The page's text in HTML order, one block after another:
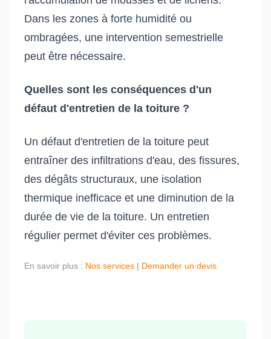
Dans les zones à forte humidité ou
ombragées, une intervention semestrielle
peut être nécessaire.
Quelles sont les conséquences d'un
défaut d'entretien de la toiture ?
Un défaut d'entretien de la toiture peut
entraîner des infiltrations d'eau, des fissures,
des dégâts structuraux, une isolation
thermique inefficace et une diminution de la
durée de vie de la toiture. Un entretien
régulier permet d'éviter ces problèmes.
En savoir plus : Nos services | Demander un devis